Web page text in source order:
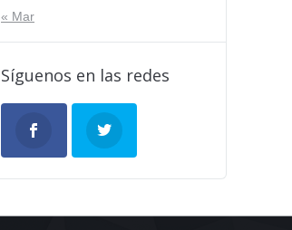
« Mar
Síguenos en las redes